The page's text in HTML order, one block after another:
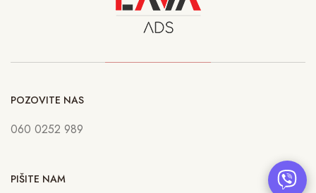
POZOVITE NAS
060 0252 989
PIŠITE NAM